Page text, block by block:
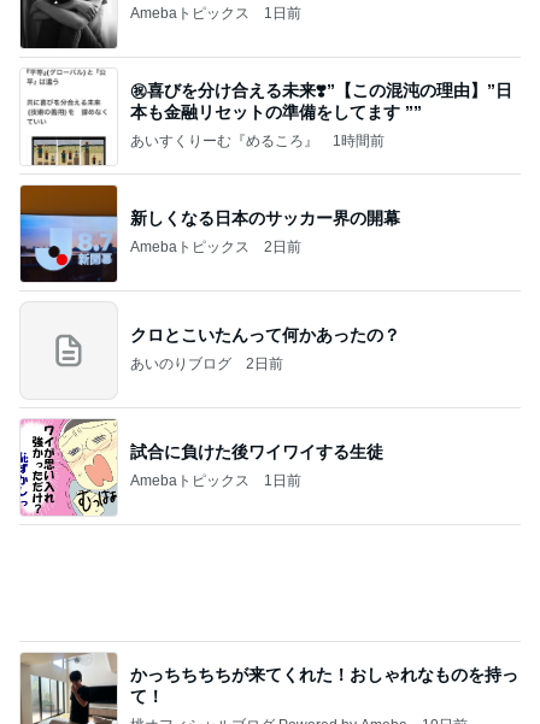
Amebaトピックス 1日前
㊗️喜びを分け合える未来❣️”【この混沌の理由】”⽇
本も⾦融リセットの準備をしてます ””
あいすくりーむ『めるころ』 1時間前
新しくなる日本のサッカー界の開幕
Amebaトピックス 2日前
クロとこいたんって何かあったの？
あいのりブログ 2日前
試合に負けた後ワイワイする生徒
Amebaトピックス 1日前
かっちちちちが来てくれた！おしゃれなものを持っ
て！